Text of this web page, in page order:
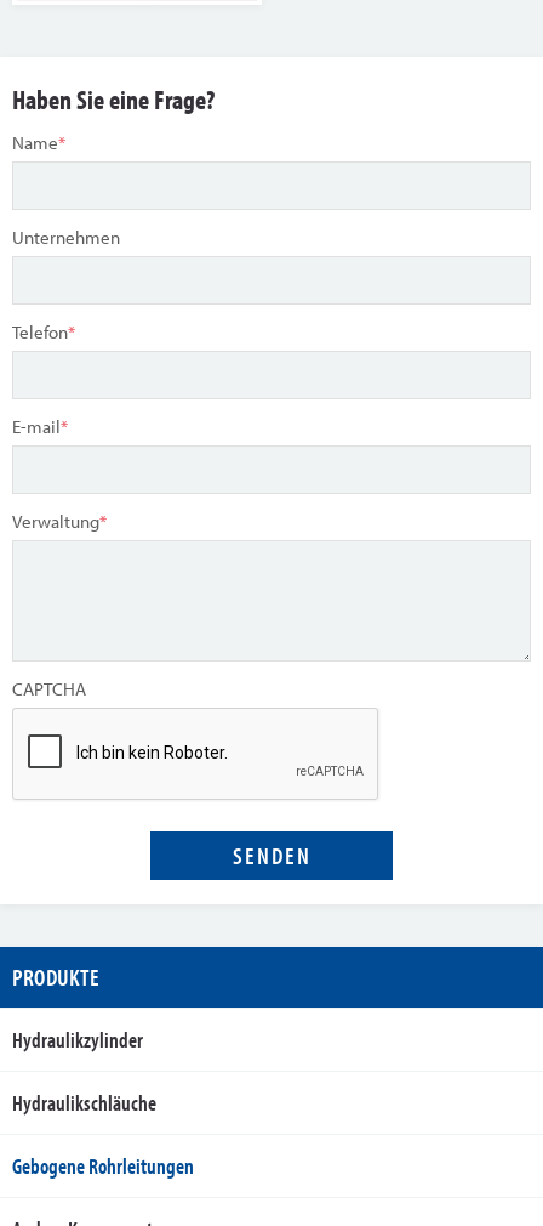
Haben Sie eine Frage?
Name*
Unternehmen
Telefon*
E-mail*
Verwaltung*
CAPTCHA
PRODUKTE
Hydraulikzylinder
Hydraulikschläuche
Gebogene Rohrleitungen